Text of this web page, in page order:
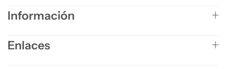
Información
Enlaces